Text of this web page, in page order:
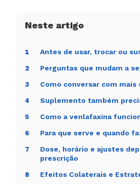
1 Antes de usar, trocar ou
2 Perguntas que mudam a
3 Como conversar com mais
4 Suplemento também
5 Como a venlafaxina
6 Para que serve e quando
7
Dose, horário e ajustes
prescrição
8 Efeitos Colaterais e